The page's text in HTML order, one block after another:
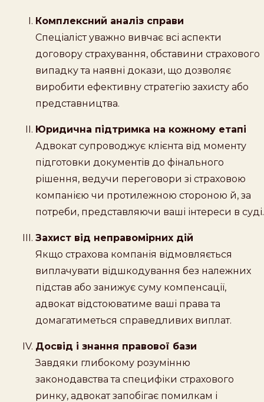
Комплексний аналіз справи
Спеціаліст уважно вивчає всі аспекти
договору страхування, обставини страхового
випадку та наявні докази, що дозволяє
виробити ефективну стратегію захисту або
представництва.
Юридична підтримка на кожному етапі
Адвокат супроводжує клієнта від моменту
підготовки документів до фінального
рішення, ведучи переговори зі страховою
компанією чи протилежною стороною й, за
потреби, представляючи ваші інтереси в суді.
Захист від неправомірних дій
Якщо страхова компанія відмовляється
виплачувати відшкодування без належних
підстав або занижує суму компенсації,
адвокат відстоюватиме ваші права та
домагатиметься справедливих виплат.
Досвід і знання правової бази
Завдяки глибокому розумінню
законодавства та специфіки страхового
ринку, адвокат запобігає помилкам і